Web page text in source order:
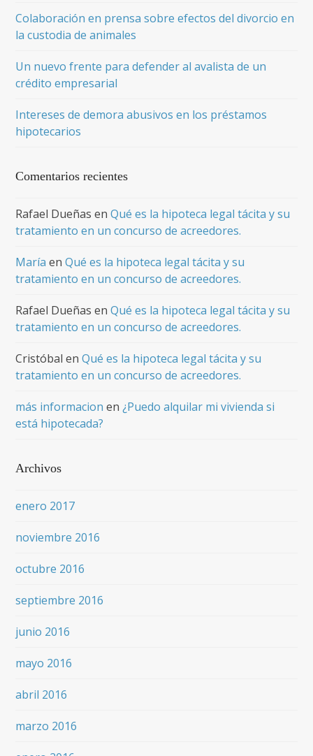
Colaboración en prensa sobre efectos del divorcio en
la custodia de animales
Un nuevo frente para defender al avalista de un
crédito empresarial
Intereses de demora abusivos en los préstamos
hipotecarios
Comentarios recientes
Rafael Dueñas enQué es la hipoteca legal tácita y su
tratamiento en un concurso de acreedores.
María enQué es la hipoteca legal tácita y su
tratamiento en un concurso de acreedores.
Rafael Dueñas enQué es la hipoteca legal tácita y su
tratamiento en un concurso de acreedores.
Cristóbal enQué es la hipoteca legal tácita y su
tratamiento en un concurso de acreedores.
más informacion en¿Puedo alquilar mi vivienda si
está hipotecada?
Archivos
enero 2017
noviembre 2016
octubre 2016
septiembre 2016
junio 2016
mayo 2016
abril 2016
marzo 2016